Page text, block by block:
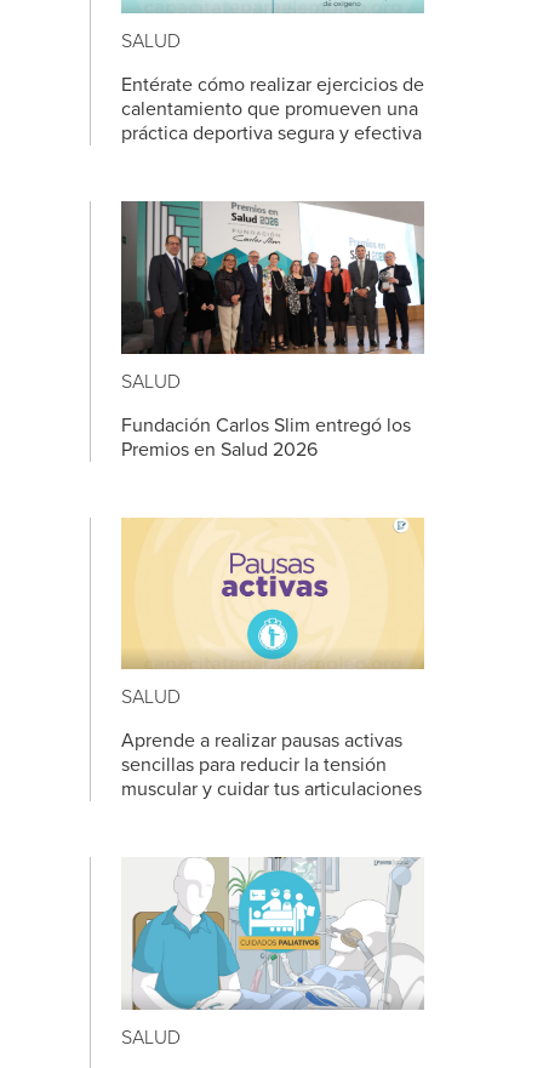
SALUD
Entérate cómo realizar ejercicios de
calentamiento que promueven una
práctica deportiva segura y efectiva
SALUD
Fundación Carlos Slim entregó los
Premios en Salud 2026
SALUD
Aprende a realizar pausas activas
sencillas para reducir la tensión
muscular y cuidar tus articulaciones
SALUD